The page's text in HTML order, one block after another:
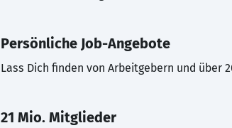
Persönliche Job-Angebote
Lass Dich finden von Arbeitgebern und über
21 Mio. Mitglieder